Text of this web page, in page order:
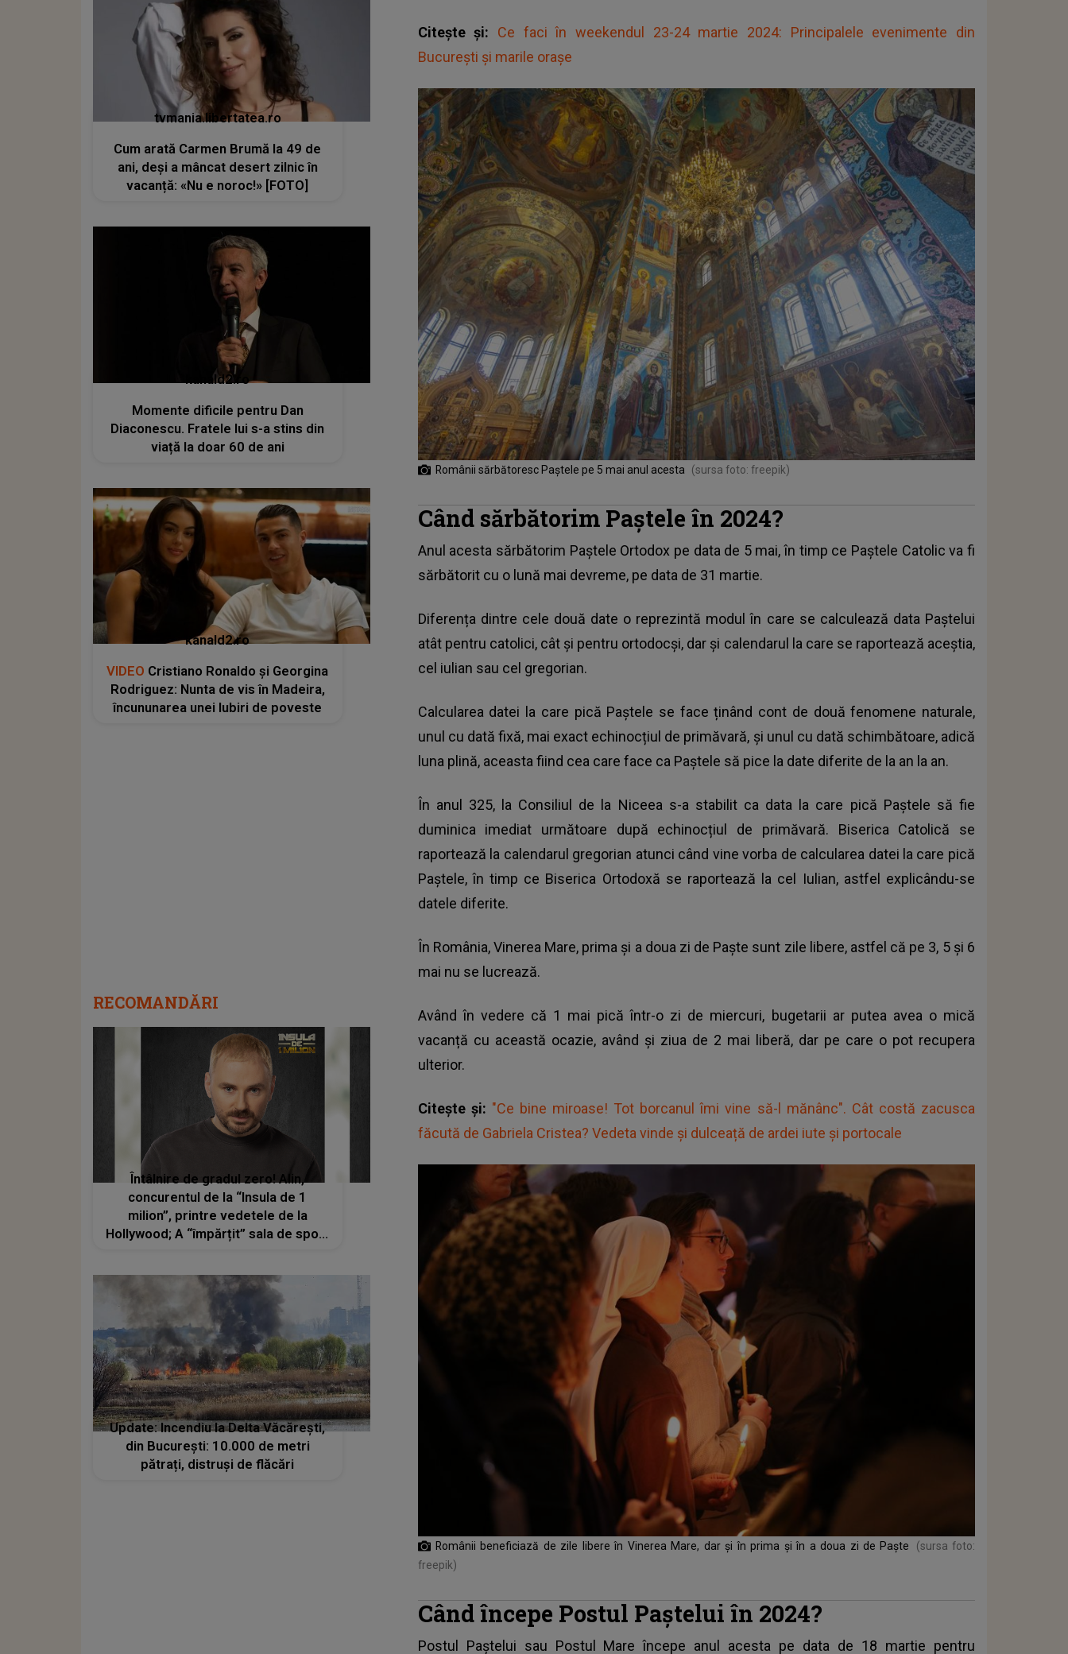
Citește și: Ce faci în weekendul 23-24 martie 2024: Principalele evenimente din
București și marile orașe
Românii sărbătoresc Paștele pe 5 mai anul acesta (sursa foto: freepik)
Când sărbătorim Paștele în 2024?
Anul acesta sărbătorim Paștele Ortodox pe data de 5 mai, în timp ce Paștele Catolic va fi
sărbătorit cu o lună mai devreme, pe data de 31 martie.
Diferența dintre cele două date o reprezintă modul în care se calculează data Paștelui
atât pentru catolici, cât și pentru ortodocși, dar și calendarul la care se raportează aceștia,
cel iulian sau cel gregorian.
Calcularea datei la care pică Paștele se face ținând cont de două fenomene naturale,
unul cu dată fixă, mai exact echinocțiul de primăvară, și unul cu dată schimbătoare, adică
luna plină, aceasta fiind cea care face ca Paștele să pice la date diferite de la an la an.
În anul 325, la Consiliul de la Niceea s-a stabilit ca data la care pică Paștele să fie
duminica imediat următoare după echinocțiul de primăvară. Biserica Catolică se
raportează la calendarul gregorian atunci când vine vorba de calcularea datei la care pică
Paștele, în timp ce Biserica Ortodoxă se raportează la cel Iulian, astfel explicându-se
datele diferite.
În România, Vinerea Mare, prima și a doua zi de Paște sunt zile libere, astfel că pe 3, 5 și 6
mai nu se lucrează.
Având în vedere că 1 mai pică într-o zi de miercuri, bugetarii ar putea avea o mică
vacanță cu această ocazie, având și ziua de 2 mai liberă, dar pe care o pot recupera
ulterior.
Citește și: "Ce bine miroase! Tot borcanul îmi vine să-l mănânc". Cât costă zacusca
făcută de Gabriela Cristea? Vedeta vinde și dulceață de ardei iute și portocale
Românii beneficiază de zile libere în Vinerea Mare, dar și în prima și în a doua zi de Paște
(sursa foto:
freepik)
Când începe Postul Paștelui în 2024?
Postul Paștelui sau Postul Mare începe anul acesta pe data de 18 martie pentru
tvmania.libertatea.ro
Cum arată Carmen Brumă la 49 de
ani, deși a mâncat desert zilnic în
vacanță: «Nu e noroc!» [FOTO]
kanald2.ro
Momente dificile pentru Dan
Diaconescu. Fratele lui s-a stins din
viață la doar 60 de ani
kanald2.ro
VIDEO Cristiano Ronaldo și Georgina
Rodriguez: Nunta de vis în Madeira,
încununarea unei Iubiri de poveste
RECOMANDĂRI
Întâlnire de gradul zero! Alin,
concurentul de la “Insula de 1
milion”, printre vedetele de la
Hollywood; A “împărțit” sala de sport
Update: Incendiu la Delta Văcărești,
din București: 10.000 de metri
pătrați, distruși de flăcări